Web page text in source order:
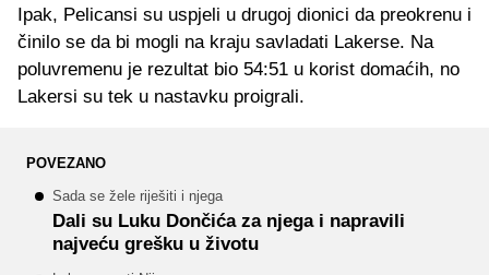
Ipak, Pelicansi su uspjeli u drugoj dionici da preokrenu i
činilo se da bi mogli na kraju savladati Lakerse. Na
poluvremenu je rezultat bio 54:51 u korist domaćih, no
Lakersi su tek u nastavku proigrali.
POVEZANO
Sada se žele riješiti i njega
Dali su Luku Dončića za njega i napravili
najveću grešku u životu